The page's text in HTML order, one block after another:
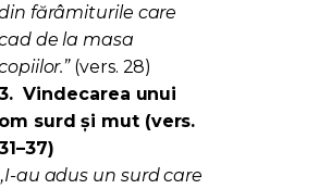
fărâmiturile care
de la masa
(vers. 28)
Vindecarea unui
om surd și mut (vers.
au adus un surd care